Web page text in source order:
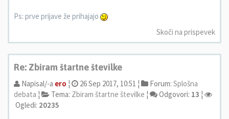
Ps: prve prijave že prihajajo
Skoči na prispevek
Re: Zbiram štartne številke
Napisal/-a ero ¦ 26 Sep 2017, 10:51 ¦ Forum: Splošna
debata ¦ Tema: Zbiram štartne številke ¦ Odgovori: 13 ¦
Ogledi: 20235